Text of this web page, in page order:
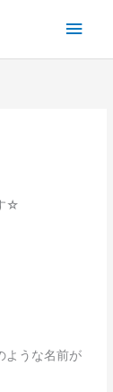
Main
☆
ような名前が